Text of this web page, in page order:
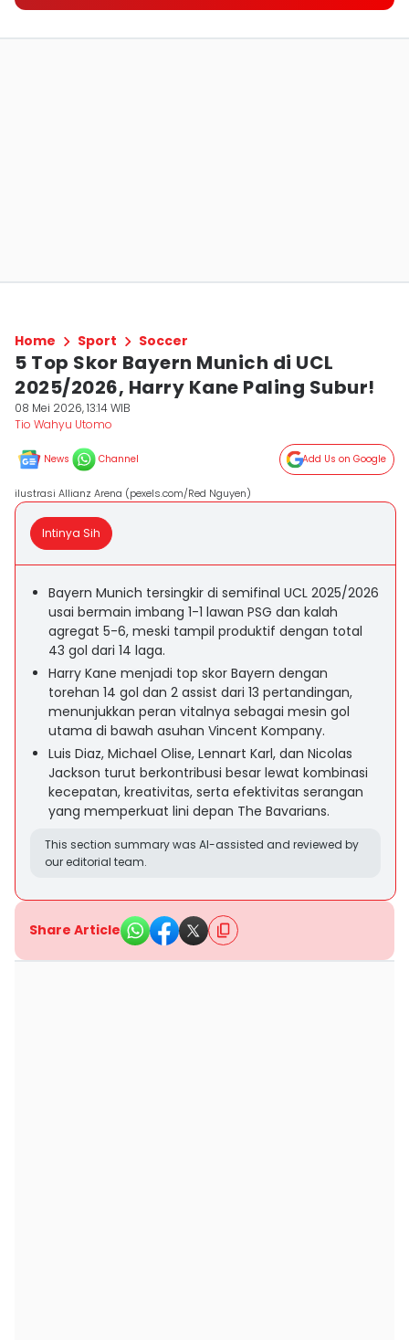
Home Sport Soccer
5 Top Skor Bayern Munich di UCL
2025/2026, Harry Kane Paling Subur!
08 Mei 2026, 13:14 WIB
Tio Wahyu Utomo
News Channel Add Us on Google
ilustrasi Allianz Arena (pexels.com/Red Nguyen)
Intinya Sih
Bayern Munich tersingkir di semifinal UCL 2025/2026
usai bermain imbang 1-1 lawan PSG dan kalah
agregat 5-6, meski tampil produktif dengan total
43 gol dari 14 laga.
Harry Kane menjadi top skor Bayern dengan
torehan 14 gol dan 2 assist dari 13 pertandingan,
menunjukkan peran vitalnya sebagai mesin gol
utama di bawah asuhan Vincent Kompany.
Luis Diaz, Michael Olise, Lennart Karl, dan Nicolas
Jackson turut berkontribusi besar lewat kombinasi
kecepatan, kreativitas, serta efektivitas serangan
yang memperkuat lini depan The Bavarians.
This section summary was AI-assisted and reviewed by
our editorial team.
Share Article